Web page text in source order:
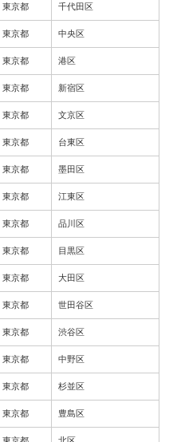
東京都 千代田区
東京都 中央区
東京都 港区
東京都 新宿区
東京都 文京区
東京都 台東区
東京都 墨田区
東京都 江東区
東京都 品川区
東京都 目黒区
東京都 大田区
東京都 世田谷区
東京都 渋谷区
東京都 中野区
東京都 杉並区
東京都 豊島区